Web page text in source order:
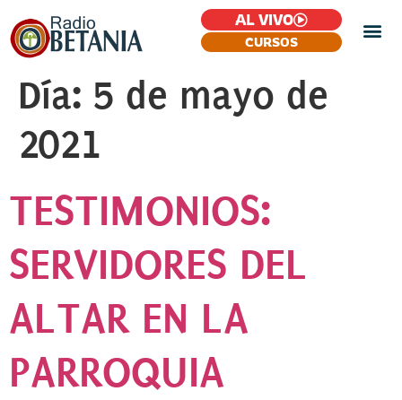
AL VIVO
CURSOS
Día: 5 de mayo de
2021
TESTIMONIOS:
SERVIDORES DEL
ALTAR EN LA
PARROQUIA